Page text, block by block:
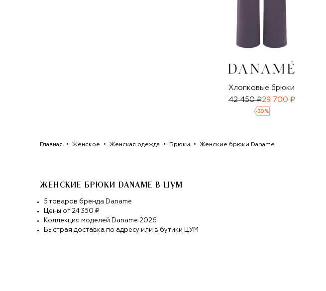
Хлопковые брюки
42 450 ₽29 700 ₽
-30 %
Главная Женское Женская одежда Брюки Женские брюки Daname
ЖЕНСКИЕ БРЮКИ DANAME В ЦУМ
5 товаров бренда Daname
Цены от 24 350 ₽
Коллекция моделей Daname 2026
Быстрая доставка по адресу или в бутики ЦУМ